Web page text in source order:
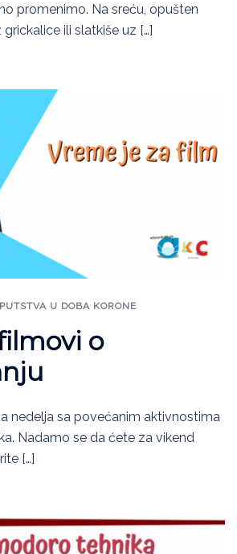
promenimo. Na sreću, opušten
ili slatkiše uz […]
U DOBA KORONE
o
nedelja sa povećanim aktivnostima
Nadamo se da ćete za vikend
[…]